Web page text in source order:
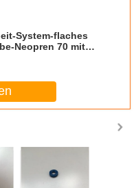
System-flaches
Neopren 70 mit